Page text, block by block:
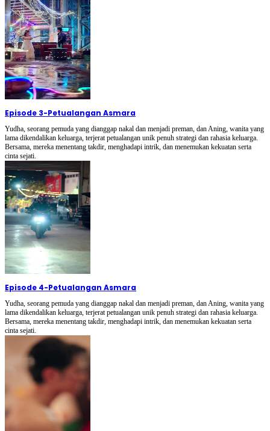
Episode 3-Petualangan Asmara
Yudha, seorang pemuda yang dianggap nakal dan menjadi preman, dan Aning, wanita yang
lama dikendalikan keluarga, terjerat petualangan unik penuh strategi dan rahasia keluarga.
Bersama, mereka menentang takdir, menghadapi intrik, dan menemukan kekuatan serta
cinta sejati.
Episode 4-Petualangan Asmara
Yudha, seorang pemuda yang dianggap nakal dan menjadi preman, dan Aning, wanita yang
lama dikendalikan keluarga, terjerat petualangan unik penuh strategi dan rahasia keluarga.
Bersama, mereka menentang takdir, menghadapi intrik, dan menemukan kekuatan serta
cinta sejati.